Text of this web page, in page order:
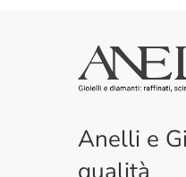
Anelli e